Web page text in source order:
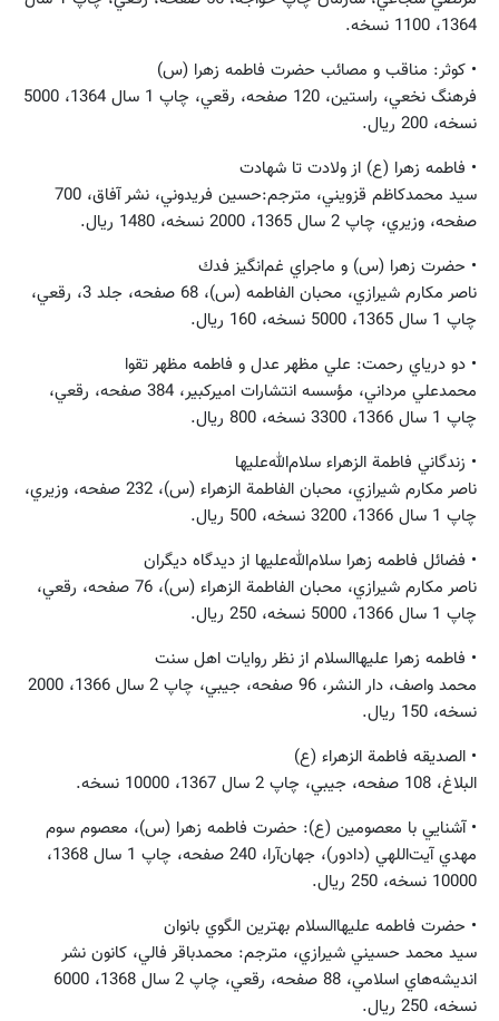
1364، 1100 نسخه.
• كوثر: مناقب و مصائب حضرت فاطمه زهرا (س)
فرهنگ نخعي، راستين، 120 صفحه، رقعي، چاپ 1 سال 1364، 5000
نسخه، 200 ريال.
• فاطمه زهرا (ع) از ولادت تا شهادت
سيد محمدكاظم قزويني، مترجم:حسين فريدوني، نشر آفاق، 700
صفحه، وزيري، چاپ 2 سال 1365، 2000 نسخه، 1480 ريال.
• حضرت زهرا (س) و ماجراي غم‌انگيز فدك
ناصر مكارم ‌شيرازي، محبان الفاطمه (س)، 68 صفحه، جلد 3، رقعي،
چاپ 1 سال 1365، 5000 نسخه، 160 ريال.
• دو درياي رحمت: علي مظهر عدل و فاطمه مظهر تقوا
محمدعلي مرداني، مؤسسه‌ انتشارات‌ اميركبير، 384 صفحه، رقعي،
چاپ 1 سال 1366، 3300 نسخه، 800 ريال.
• زندگاني فاطمة الزهراء سلام‌الله‌عليها
ناصر مكارم ‌شيرازي، محبان الفاطمة الزهراء (س)، 232 صفحه، وزيري،
چاپ 1 سال 1366، 3200 نسخه، 500 ريال.
• فضائل فاطمه زهرا سلام‌الله‌عليها از ديدگاه ديگران
ناصر مكارم ‌شيرازي، محبان الفاطمة الزهراء (س)، 76 صفحه، رقعي،
چاپ 1 سال 1366، 5000 نسخه، 250 ريال.
• فاطمه زهرا عليهاالسلام از نظر روايات اهل سنت
محمد واصف، دار النشر، 96 صفحه، جيبي، چاپ 2 سال 1366، 2000
نسخه، 150 ريال.
• الصديقه فاطمة الزهراء (ع)
البلاغ، 108 صفحه، جيبي، چاپ 2 سال 1367، 10000 نسخه.
• آشنايي با معصومين (ع): حضرت فاطمه زهرا (س)، معصوم سوم
مهدي آيت‌اللهي (دادور)، جهان‌آرا، 240 صفحه، چاپ 1 سال 1368،
10000 نسخه، 250 ريال.
• حضرت فاطمه عليهاالسلام بهترين الگوي بانوان
سيد محمد حسيني ‌شيرازي، مترجم: محمدباقر فالي، كانون نشر
انديشه‌هاي اسلامي، 88 صفحه، رقعي، چاپ 2 سال 1368، 6000
نسخه، 250 ريال.